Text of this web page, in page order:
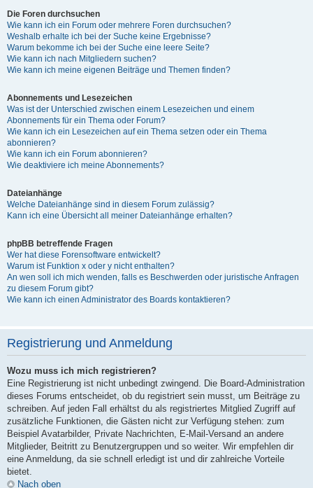
Die Foren durchsuchen
Wie kann ich ein Forum oder mehrere Foren durchsuchen?
Weshalb erhalte ich bei der Suche keine Ergebnisse?
Warum bekomme ich bei der Suche eine leere Seite?
Wie kann ich nach Mitgliedern suchen?
Wie kann ich meine eigenen Beiträge und Themen finden?
Abonnements und Lesezeichen
Was ist der Unterschied zwischen einem Lesezeichen und einem
Abonnements für ein Thema oder Forum?
Wie kann ich ein Lesezeichen auf ein Thema setzen oder ein Thema
abonnieren?
Wie kann ich ein Forum abonnieren?
Wie deaktiviere ich meine Abonnements?
Dateianhänge
Welche Dateianhänge sind in diesem Forum zulässig?
Kann ich eine Übersicht all meiner Dateianhänge erhalten?
phpBB betreffende Fragen
Wer hat diese Forensoftware entwickelt?
Warum ist Funktion x oder y nicht enthalten?
An wen soll ich mich wenden, falls es Beschwerden oder juristische Anfragen
zu diesem Forum gibt?
Wie kann ich einen Administrator des Boards kontaktieren?
Registrierung und Anmeldung
Wozu muss ich mich registrieren?
Eine Registrierung ist nicht unbedingt zwingend. Die Board-Administration
dieses Forums entscheidet, ob du registriert sein musst, um Beiträge zu
schreiben. Auf jeden Fall erhältst du als registriertes Mitglied Zugriff auf
zusätzliche Funktionen, die Gästen nicht zur Verfügung stehen: zum
Beispiel Avatarbilder, Private Nachrichten, E-Mail-Versand an andere
Mitglieder, Beitritt zu Benutzergruppen und so weiter. Wir empfehlen dir
eine Anmeldung, da sie schnell erledigt ist und dir zahlreiche Vorteile
bietet.
Nach oben